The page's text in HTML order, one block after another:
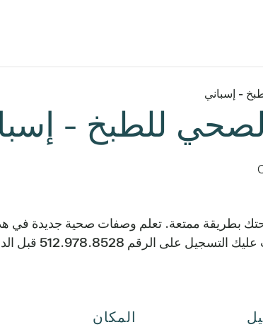
- إسباني
للطبخ -
قبل الدورة التالية التي تستمر ستة أسابيع.
المكان